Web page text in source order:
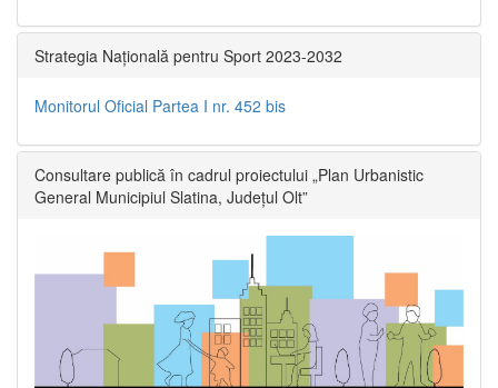
Strategia Națională pentru Sport 2023-2032
Monitorul Oficial Partea I nr. 452 bis
Consultare publică în cadrul proiectului „Plan Urbanistic
General Municipiul Slatina, Județul Olt”